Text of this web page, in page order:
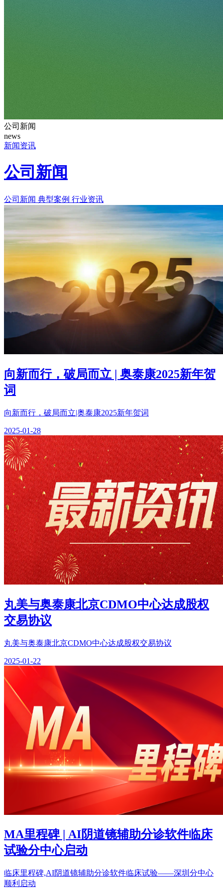
公司新闻
news
新闻资讯
公司新闻
公司新闻 典型案例 行业资讯
向新而行，破局而立 | 奥泰康2025新年贺
词
向新而行，破局而立|奥泰康2025新年贺词
2025-01-28
丸美与奥泰康北京CDMO中心达成股权
交易协议
丸美与奥泰康北京CDMO中心达成股权交易协议
2025-01-22
MA里程碑 | AI阴道镜辅助分诊软件临床
试验分中心启动
临床里程碑,AI阴道镜辅助分诊软件临床试验——深圳分中心
顺利启动